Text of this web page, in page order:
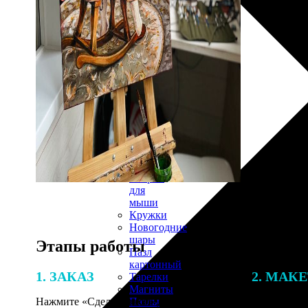
30х40
20х45
30х60
30х90
40х40
40х60
Пенокартон
Модульные
картины
ФотоПостеры
ФотоПодушки
Фотоcувениры
Значки
Коврик
для
мыши
Кружки
Новогодние
шары
Пазл
картонный
Тарелки
Магниты
Пазлы
Этапы работы
1. ЗАКАЗ
Нажмите «Сделать заказ», выберите
2.
В